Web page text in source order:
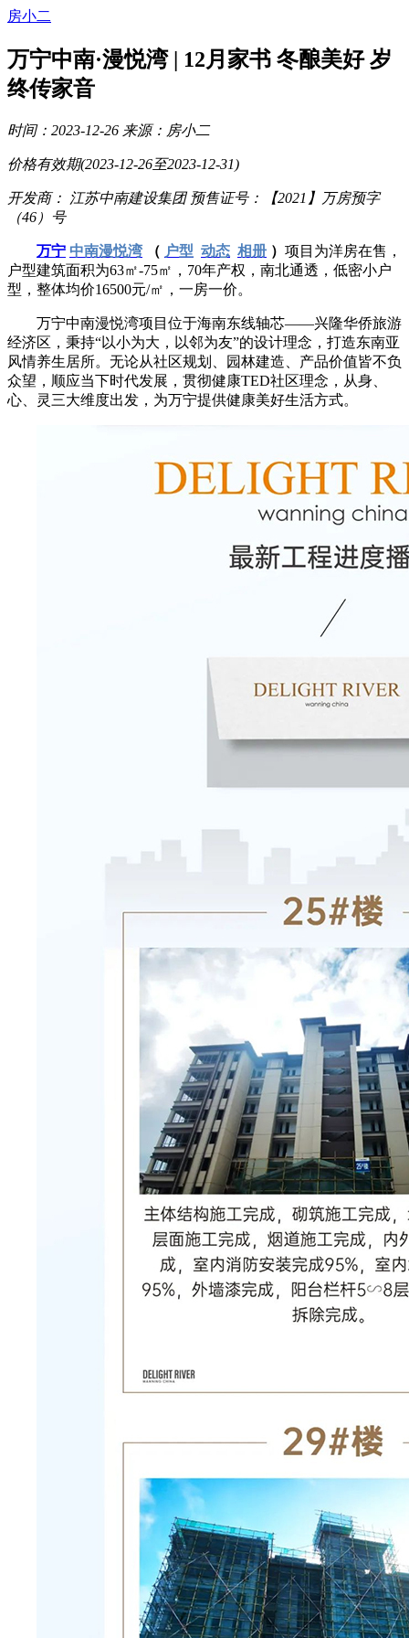
房小二
万宁中南·漫悦湾 | 12月家书 冬酿美好 岁
终传家音
时间：2023-12-26 来源：房小二
价格有效期(2023-12-26至2023-12-31)
开发商： 江苏中南建设集团 预售证号：【2021】万房预字
（46）号
万宁 中南漫悦湾 （ 户型 动态 相册 ） 项目为洋房在售，
户型建筑面积为63㎡-75㎡，70年产权，南北通透，低密小户
型，整体均价16500元/㎡，一房一价。
万宁中南漫悦湾项目位于海南东线轴芯——兴隆华侨旅游
经济区，秉持“以小为大，以邻为友”的设计理念，打造东南亚
风情养生居所。无论从社区规划、园林建造、产品价值皆不负
众望，顺应当下时代发展，贯彻健康TED社区理念，从身、
心、灵三大维度出发，为万宁提供健康美好生活方式。